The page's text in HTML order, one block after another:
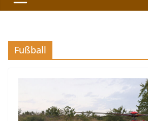
Fußball